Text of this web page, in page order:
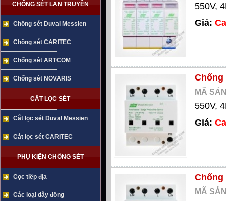
CHỐNG SÉT LAN TRUYỀN
Chống sét Duval Messien
Chống sét CARITEC
Chống sét ARTCOM
Chống sét NOVARIS
CẮT LỌC SÉT
Cắt lọc sét Duval Messien
Cắt lọc sét CARITEC
PHỤ KIỆN CHỐNG SÉT
Cọc tiếp địa
Các loại dây đồng
550V,
Giá:
Chống
MÃ
550V,
Giá:
Chống
MÃ